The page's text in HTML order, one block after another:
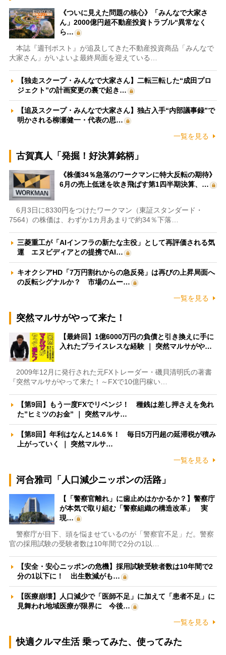
《ついに見えた問題の核心》「みんなで大家さ
ん」2000億円超不動産投資トラブル“異常なく
ら…
本誌『週刊ポスト』が追及してきた不動産投資商品「みんなで
大家さん」がいよいよ最終局面を迎えている…
【独走スクープ・みんなで大家さん】二転三転した“成田プロ
ジェクト”の計画変更の裏で起き…
【追及スクープ・みんなで大家さん】独占入手“内部議事録”で
明かされる柳瀬健一・代表の思…
一覧を見る
古賀真人「発掘！好決算銘柄」
《株価34％急落のワークマンに特大反転の期待》
6月の売上低迷を吹き飛ばす第1四半期決算、…
6月3日に8330円をつけたワークマン（東証スタンダード・
7564）の株価は、わずか1カ月あまりで約34％下落…
三菱重工が「AIインフラの新たな主役」として再評価される気
運 エヌビディアとの提携でAI…
キオクシアHD「7万円割れからの急反発」は再びの上昇局面へ
の反転シグナルか？ 市場のムー…
一覧を見る
突然マルサがやって来た！
【最終回】1億6000万円の負債と引き換えに手に
入れたプライスレスな経験 ｜ 突然マルサがや…
2009年12月に発行された元FXトレーダー・磯貝清明氏の著書
『突然マルサがやって来た！～FXで10億円稼い…
【第9回】もう一度FXでリベンジ！ 種銭は差し押さえを免れ
た”ヒミツのお金” ｜ 突然マルサ…
【第8回】年利はなんと14.6％！ 毎日5万円超の延滞税が積み
上がっていく ｜ 突然マルサ…
一覧を見る
河合雅司「人口減少ニッポンの活路」
【「警察官離れ」に歯止めはかかるか？】警察庁
が本気で取り組む「警察組織の構造改革」 実
現…
警察庁が目下、頭を悩ませているのが「警察官不足」だ。警察
官の採用試験の受験者数は10年間で2分の1以…
【安全・安心ニッポンの危機】採用試験受験者数は10年間で2
分の1以下に！ 出生数減がも…
【医療崩壊】人口減少で「医師不足」に加えて「患者不足」に
見舞われ地域医療が限界に 今後…
一覧を見る
快適クルマ生活 乗ってみた、使ってみた